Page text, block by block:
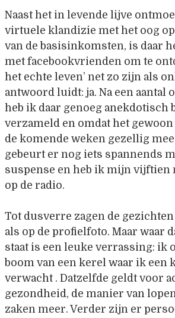
Naast het in levende lijve
virtuele klandizie met het oog
van de basisinkomsten, is daar
met facebookvrienden om te
het echte leven’ net zo zijn als
antwoord luidt: ja. Na een aantal
heb ik daar genoeg anekdotisch
verzameld en omdat het
de komende weken gezellig
gebeurt er nog iets spannends
suspense en heb ik mijn vijftien
op de radio.
Tot dusverre zagen de
als op de profielfoto. Maar waar
staat is een leuke verrassing: ik
boom van een kerel waar ik een
verwacht . Datzelfde geldt voor
gezondheid, de manier van
zaken meer. Verder zijn er